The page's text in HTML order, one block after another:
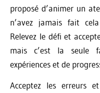
proposé d’animer un
n’avez jamais fait
Relevez le défi et
mais c’est la seule
expériences et de
Acceptez les erreurs